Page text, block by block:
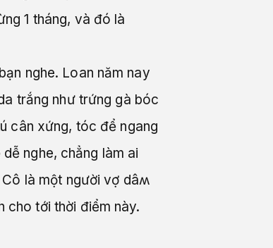
1 tháng, và đó là
nghe. Loan năm nay
trắng như trứng gà bóc
cân xứng, tóc để ngang
nghe, chẳng làm ai
là một người vợ dâʍ
cho tới thời điểm này.